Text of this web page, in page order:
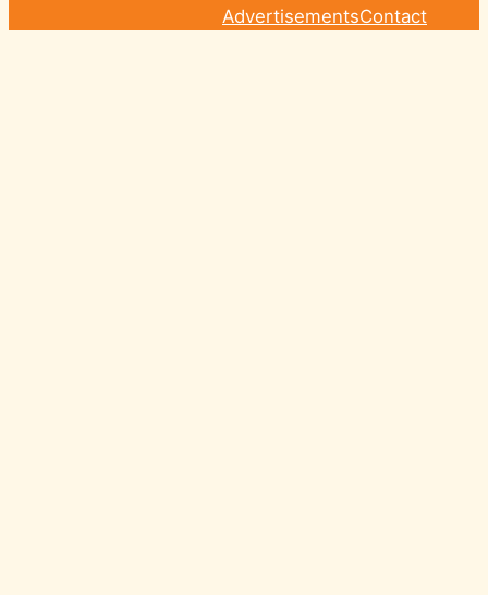
AdvertisementsContact